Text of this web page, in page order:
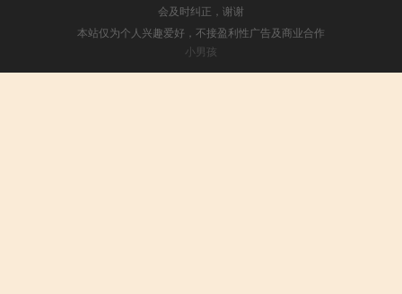
会及时纠正，谢谢
本站仅为个人兴趣爱好，不接盈利性广告及商业合作
小男孩